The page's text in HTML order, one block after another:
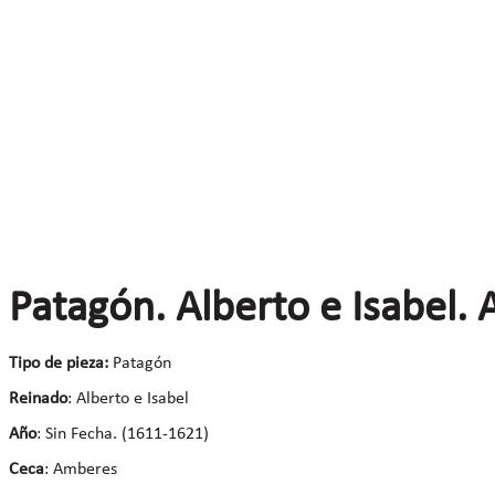
Patagón. Alberto e Isabel.
Tipo de pieza: Patagón
Reinado: Alberto e Isabel
Año: Sin Fecha. (1611-1621)
Ceca: Amberes